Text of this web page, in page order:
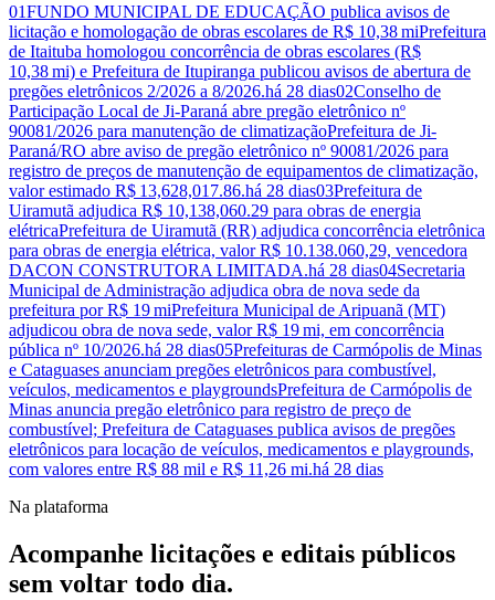
01FUNDO MUNICIPAL DE EDUCAÇÃO publica avisos de
licitação e homologação de obras escolares de R$ 10,38 miPrefeitura
de Itaituba homologou concorrência de obras escolares (R$
10,38 mi) e Prefeitura de Itupiranga publicou avisos de abertura de
pregões eletrônicos 2/2026 a 8/2026.há 28 dias02Conselho de
Participação Local de Ji-Paraná abre pregão eletrônico nº
90081/2026 para manutenção de climatizaçãoPrefeitura de Ji-
Paraná/RO abre aviso de pregão eletrônico nº 90081/2026 para
registro de preços de manutenção de equipamentos de climatização,
valor estimado R$ 13,628,017.86.há 28 dias03Prefeitura de
Uiramutã adjudica R$ 10,138,060.29 para obras de energia
elétricaPrefeitura de Uiramutã (RR) adjudica concorrência eletrônica
para obras de energia elétrica, valor R$ 10.138.060,29, vencedora
DACON CONSTRUTORA LIMITADA.há 28 dias04Secretaria
Municipal de Administração adjudica obra de nova sede da
prefeitura por R$ 19 miPrefeitura Municipal de Aripuanã (MT)
adjudicou obra de nova sede, valor R$ 19 mi, em concorrência
pública nº 10/2026.há 28 dias05Prefeituras de Carmópolis de Minas
e Cataguases anunciam pregões eletrônicos para combustível,
veículos, medicamentos e playgroundsPrefeitura de Carmópolis de
Minas anuncia pregão eletrônico para registro de preço de
combustível; Prefeitura de Cataguases publica avisos de pregões
eletrônicos para locação de veículos, medicamentos e playgrounds,
com valores entre R$ 88 mil e R$ 11,26 mi.há 28 dias
Na plataforma
Acompanhe licitações e editais públicos
sem voltar todo dia.